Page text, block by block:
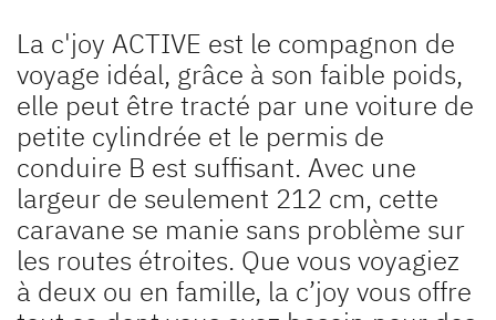
La c'joy ACTIVE est le compagnon de
voyage idéal, grâce à son faible poids,
elle peut être tracté par une voiture de
petite cylindrée et le permis de
conduire B est suffisant. Avec une
largeur de seulement 212 cm, cette
caravane se manie sans problème sur
les routes étroites. Que vous voyagiez
à deux ou en famille, la c’joy vous offre